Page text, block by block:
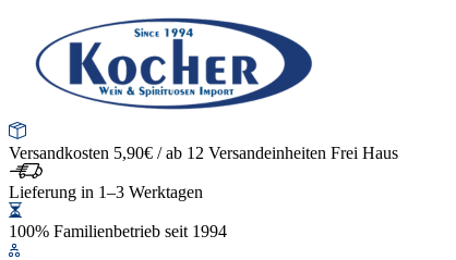
Versandkosten 5,90€ / ab 12 Versandeinheiten Frei Haus
Lieferung in 1–3 Werktagen
100% Familienbetrieb seit 1994